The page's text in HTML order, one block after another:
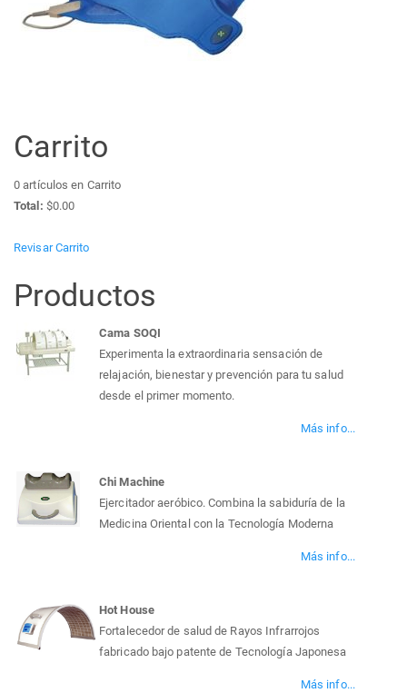
Carrito
0 artículos en Carrito
Total: $0.00
Revisar Carrito
Productos
Cama SOQI
Experimenta la extraordinaria sensación de
relajación, bienestar y prevención para tu salud
desde el primer momento.
Más info...
Chi Machine
Ejercitador aeróbico. Combina la sabiduría de la
Medicina Oriental con la Tecnología Moderna
Más info...
Hot House
Fortalecedor de salud de Rayos Infrarrojos
fabricado bajo patente de Tecnología Japonesa
Más info...